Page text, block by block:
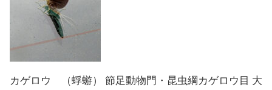
カゲロウ （蜉蝣） 節足動物門・昆虫綱カゲロウ目 大